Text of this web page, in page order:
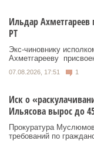
Ильдар Ахметгареев
РТ
Экс‑чиновнику
Ахметгарееву
07.08.2026, 17:51 1
Иск о
Ильясова вырос до
Прокуратура
требований по